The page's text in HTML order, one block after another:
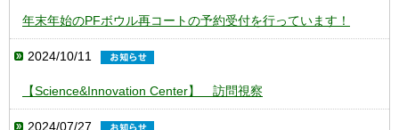
年末年始のPFボウル再コートの予約受付を行っています！
2024/10/11
【Science&Innovation Center】 訪問視察
2024/07/27